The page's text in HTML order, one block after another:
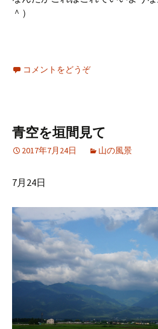
＾）
コメントをどうぞ
青空を垣間見て
2017年7月24日 山の風景
7月24日